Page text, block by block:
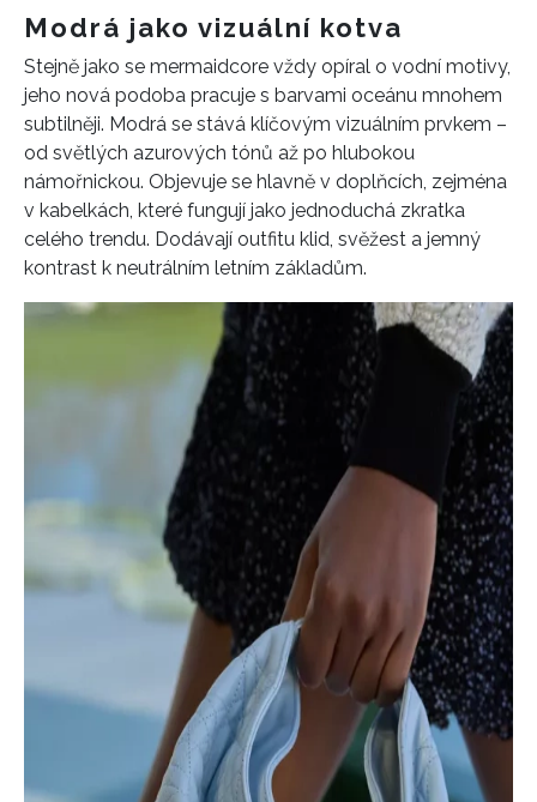
Modrá jako vizuální kotva
Stejně jako se mermaidcore vždy opíral o vodní motivy,
jeho nová podoba pracuje s barvami oceánu mnohem
subtilněji. Modrá se stává klíčovým vizuálním prvkem –
od světlých azurových tónů až po hlubokou
námořnickou. Objevuje se hlavně v doplňcích, zejména
v kabelkách, které fungují jako jednoduchá zkratka
celého trendu. Dodávají outfitu klid, svěžest a jemný
kontrast k neutrálním letním základům.